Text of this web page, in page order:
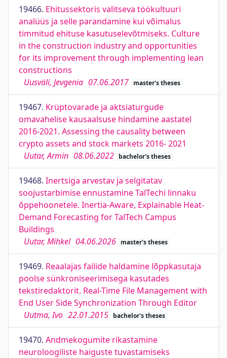
19466. Ehitussektoris valitseva töökultuuri
analüüs ja selle parandamine kui võimalus
timmitud ehituse kasutuselevõtmiseks. Culture
in the construction industry and opportunities
for its improvement through implementing lean
constructions
Uusväli, Jevgenia 07.06.2017 master's theses
19467. Krüptovarade ja aktsiaturgude
omavahelise kausaalsuse hindamine aastatel
2016-2021. Assessing the causality between
crypto assets and stock markets 2016- 2021
Uutar, Armin 08.06.2022 bachelor's theses
19468. Inertsiga arvestav ja selgitatav
soojustarbimise ennustamine TalTechi linnaku
õppehoonetele. Inertia-Aware, Explainable Heat-
Demand Forecasting for TalTech Campus
Buildings
Uutar, Mihkel 04.06.2026 master's theses
19469. Reaalajas failide haldamine lõppkasutaja
poolse sünkroniseerimisega kasutades
tekstiredaktorit. Real-Time File Management with
End User Side Synchronization Through Editor
Uutma, Ivo 22.01.2015 bachelor's theses
19470. Andmekogumite rikastamine
neuroloogiliste haiguste tuvastamiseks